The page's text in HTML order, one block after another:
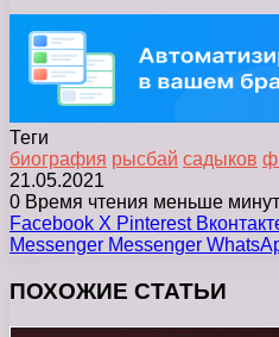
Теги
биография рысбай садыков
21.05.2021
0 Время чтения меньше
Facebook X Pinterest
Messenger Messenger
ПОХОЖИЕ СТАТЬИ